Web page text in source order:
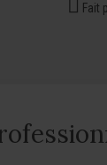
Fait